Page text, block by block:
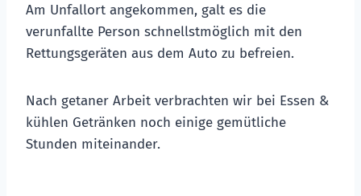
Am Unfallort angekommen, galt es die
verunfallte Person schnellstmöglich mit den
Rettungsgeräten aus dem Auto zu befreien.
Nach getaner Arbeit verbrachten wir bei Essen &
kühlen Getränken noch einige gemütliche
Stunden miteinander.